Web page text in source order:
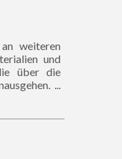
weiteren
und
über die
...